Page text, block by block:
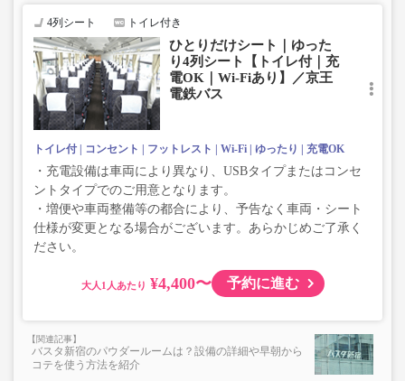
4列シート トイレ付き
ひとりだけシート｜ゆった
り4列シート【トイレ付｜充
電OK｜Wi-Fiあり】／京王
電鉄バス
トイレ付 コンセント フットレスト Wi-Fi ゆったり 充電OK
・充電設備は車両により異なり、USBタイプまたはコンセ
ントタイプでのご用意となります。
・増便や車両整備等の都合により、予告なく車両・シート
仕様が変更となる場合がございます。あらかじめご了承く
ださい。
大人 ¥4,400〜 予約に進む
バスタ新宿のパウダールームは？設備の詳細や早朝から
コテを使う方法を紹介